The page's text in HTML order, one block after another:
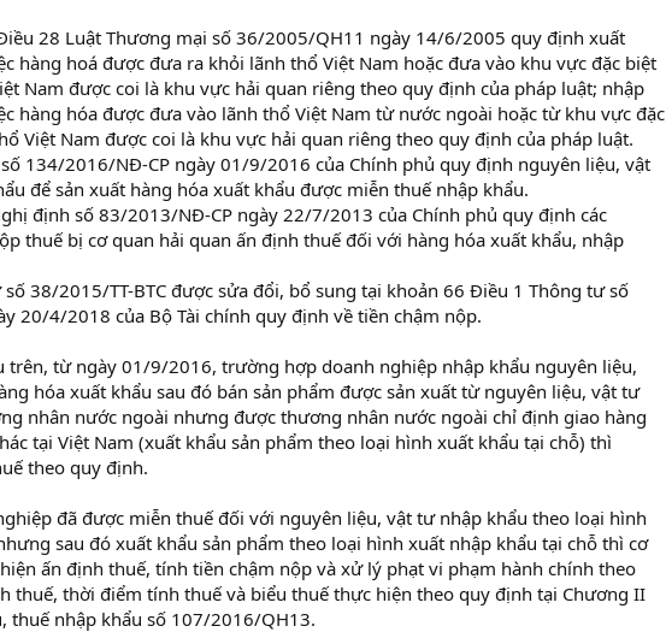
28 Luật Thương mại số 36/2005/QH11 ngày 14/6/2005 quy định xuất
hàng hoá được đưa ra khỏi lãnh thổ Việt Nam hoặc đưa vào khu vực đặc biệt
Nam được coi là khu vực hải quan riêng theo quy định của pháp luật; nhập
hàng hóa được đưa vào lãnh thổ Việt Nam từ nước ngoài hoặc từ khu vực đặc
Việt Nam được coi là khu vực hải quan riêng theo quy định của pháp luật.
134/2016/NĐ-CP ngày 01/9/2016 của Chính phủ quy định nguyên liệu, vật
để sản xuất hàng hóa xuất khẩu được miễn thuế nhập khẩu.
định số 83/2013/NĐ-CP ngày 22/7/2013 của Chính phủ quy định các
thuế bị cơ quan hải quan ấn định thuế đối với hàng hóa xuất khẩu, nhập
38/2015/TT-BTC được sửa đổi, bổ sung tại khoản 66 Điều 1 Thông tư số
20/4/2018 của Bộ Tài chính quy định về tiền chậm nộp.
trên, từ ngày 01/9/2016, trường hợp doanh nghiệp nhập khẩu nguyên liệu,
hóa xuất khẩu sau đó bán sản phẩm được sản xuất từ nguyên liệu, vật tư
nhân nước ngoài nhưng được thương nhân nước ngoài chỉ định giao hàng
tại Việt Nam (xuất khẩu sản phẩm theo loại hình xuất khẩu tại chỗ) thì
theo quy định.
đã được miễn thuế đối với nguyên liệu, vật tư nhập khẩu theo loại hình
sau đó xuất khẩu sản phẩm theo loại hình xuất nhập khẩu tại chỗ thì cơ
ấn định thuế, tính tiền chậm nộp và xử lý phạt vi phạm hành chính theo
thuế, thời điểm tính thuế và biểu thuế thực hiện theo quy định tại Chương II
thuế nhập khẩu số 107/2016/QH13.